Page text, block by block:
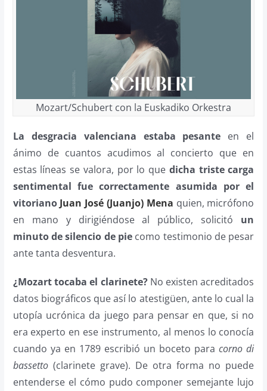
Mozart/Schubert con la Euskadiko Orkestra
La desgracia valenciana estaba pesante en el
ánimo de cuantos acudimos al concierto que en
estas líneas se valora, por lo que dicha triste carga
sentimental fue correctamente asumida por el
vitoriano Juan José (Juanjo) Mena quien, micrófono
en mano y dirigiéndose al público, solicitó un
minuto de silencio de pie como testimonio de pesar
ante tanta desventura.
¿Mozart tocaba el clarinete?No existen acreditados
datos biográficos que así lo atestigüen, ante lo cual la
utopía ucrónica da juego para pensar en que, si no
era experto en ese instrumento, al menos lo conocía
cuando ya en 1789 escribió un boceto paracorno di
bassetto (clarinete grave). De otra forma no puede
entenderse el cómo pudo componer semejante lujo